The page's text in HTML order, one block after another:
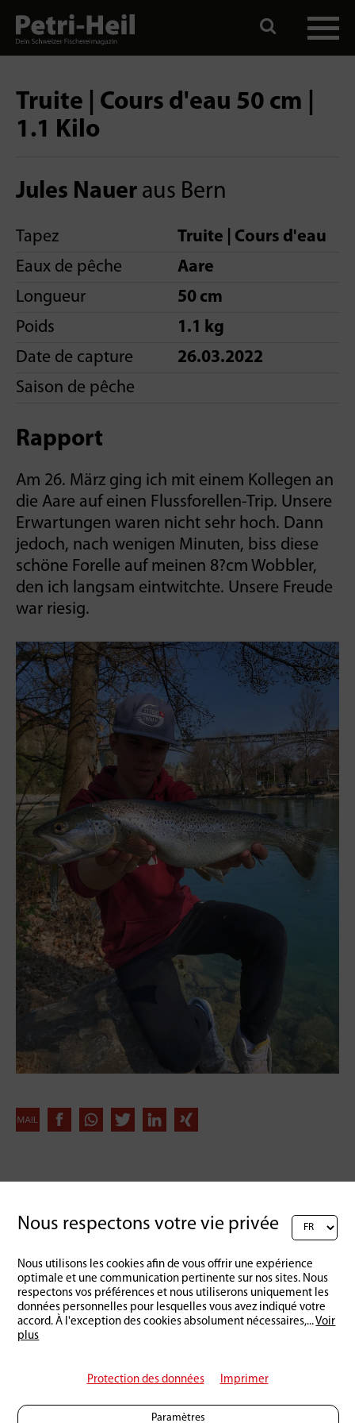
Truite | Cours d'eau 50 cm |
1.1 Kilo
Jules Nauer aus Bern
Tapez
Truite | Cours d'eau
Eaux de pêche
Aare
Longueur
50 cm
Poids
1.1 kg
Date de capture
26.03.2022
Saison de pêche
Rapport
Am 26. März ging ich mit einem Kollegen an
die Aare auf einen Flussforellen-Trip. Unsere
Erwartungen waren nicht sehr hoch. Dann
jedoch, nach wenigen Minuten, biss diese
schöne Forelle auf meinen 8?cm Wobbler,
den ich langsam eintwitchte. Unsere Freude
war riesig.
Nous respectons votre vie privée
Nous utilisons les cookies afin de vous offrir une expérience
optimale et une communication pertinente sur nos sites. Nous
respectons vos préférences et nous utiliserons uniquement les
données personnelles pour lesquelles vous avez indiqué votre
accord. À l'exception des cookies absolument nécessaires,...Voir
plus
Protection des données Imprimer
Paramètres